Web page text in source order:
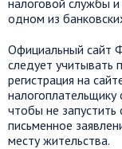
налоговой службы
одном из
Официальный сайт
следует учитывать
регистрация на
налогоплательщику
чтобы не
письменное
месту жительства.